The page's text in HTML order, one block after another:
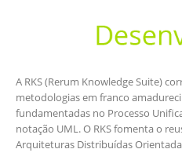
A RKS (Rerum Knowledge Suite)
metodologias em franco
fundamentadas no Processo
notação UML. O RKS fomenta o
Arquiteturas Distribuídas